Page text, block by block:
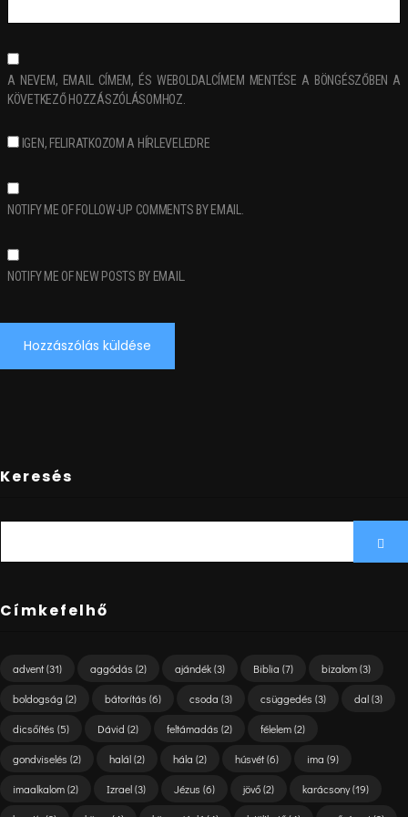
A NEVEM, EMAIL CÍMEM, ÉS WEBOLDALCÍMEM MENTÉSE A BÖNGÉSZŐBEN A
KÖVETKEZŐ HOZZÁSZÓLÁSOMHOZ.
IGEN, FELIRATKOZOM A HÍRLEVELEDRE
NOTIFY ME OF FOLLOW-UP COMMENTS BY EMAIL.
NOTIFY ME OF NEW POSTS BY EMAIL.
Keresés
Címkefelhő
advent(31) aggódás (2) ajándék(3) Biblia (7) bizalom(3)
boldogság (2) bátorítás (6) csoda (3) csüggedés (3) dal(3)
dicsőítés (5) Dávid (2) feltámadás (2) félelem(2)
gondviselés (2) halál(2) hála (2) húsvét(6) ima (9)
imaalkalom(2) Izrael(3) Jézus (6) jövő(2) karácsony(19)